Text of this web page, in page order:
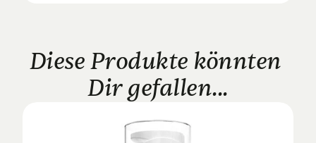
Diese Produkte könnten
Dir gefallen...